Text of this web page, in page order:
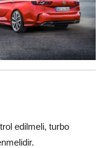
edilmeli, turbo